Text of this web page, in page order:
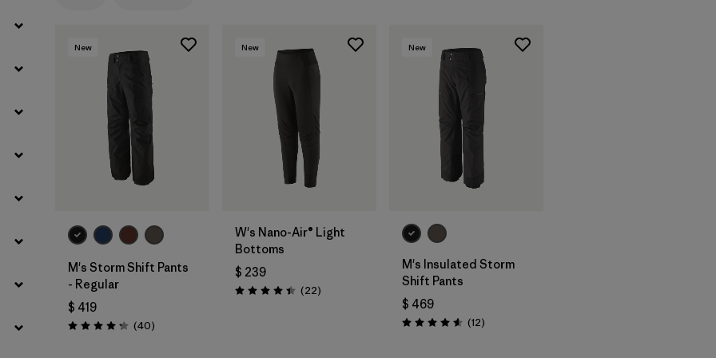
New
M's Storm Shift Pants
- Regular
$ 419
Valoración: 4.3 / 5
(40Comentarios
)
New
W's Nano-Air® Light
Bottoms
$ 239
Valoración: 4.4 / 5
(22Comentarios
)
New
M's Insulated Storm
Shift Pants
$ 469
Valoración: 4.6 / 5
(12Comentarios
)